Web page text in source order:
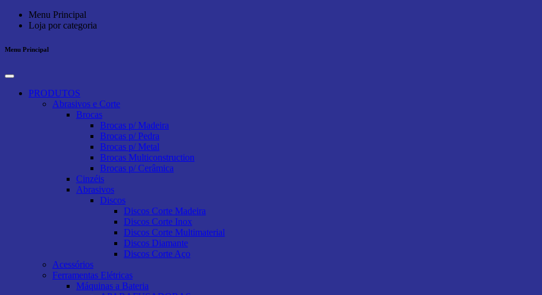
Menu Principal
Loja por categoria
Menu Principal
PRODUTOS
Abrasivos e Corte
Brocas
Brocas p/ Madeira
Brocas p/ Pedra
Brocas p/ Metal
Brocas Multiconstruction
Brocas p/ Cerâmica
Cinzéis
Abrasivos
Discos
Discos Corte Madeira
Discos Corte Inox
Discos Corte Multimaterial
Discos Diamante
Discos Corte Aço
Acessórios
Ferramentas Elétricas
Máquinas a Bateria